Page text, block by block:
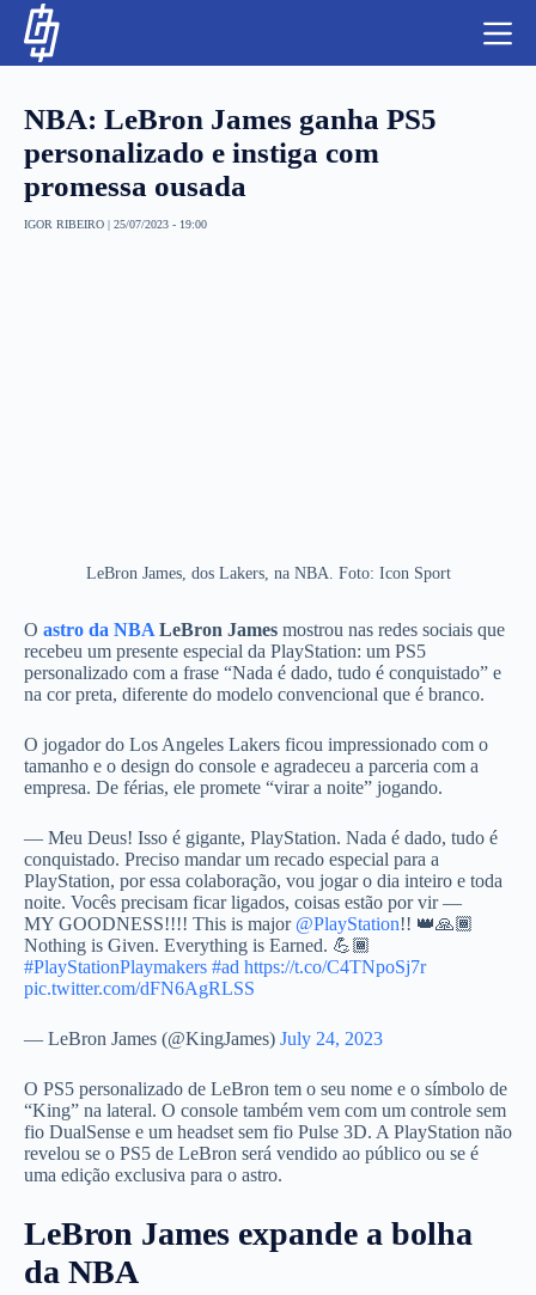
NBA: LeBron James ganha PS5
personalizado e instiga com
promessa ousada
IGOR RIBEIRO | 25/07/2023 - 19:00
LeBron James, dos Lakers, na NBA. Foto: Icon Sport
O astro da NBA LeBron James mostrou nas redes sociais que
recebeu um presente especial da PlayStation: um PS5
personalizado com a frase “Nada é dado, tudo é conquistado” e
na cor preta, diferente do modelo convencional que é branco.
O jogador do Los Angeles Lakers ficou impressionado com o
tamanho e o design do console e agradeceu a parceria com a
empresa. De férias, ele promete “virar a noite” jogando.
— Meu Deus! Isso é gigante, PlayStation. Nada é dado, tudo é
conquistado. Preciso mandar um recado especial para a
PlayStation, por essa colaboração, vou jogar o dia inteiro e toda
noite. Vocês precisam ficar ligados, coisas estão por vir —
MY GOODNESS!!!! This is major @PlayStation!! 👑🙏🏾
Nothing is Given. Everything is Earned. 💪🏾
#PlayStationPlaymakers #ad https://t.co/C4TNpoSj7r
pic.twitter.com/dFN6AgRLSS
— LeBron James (@KingJames) July 24, 2023
O PS5 personalizado de LeBron tem o seu nome e o símbolo de
“King” na lateral. O console também vem com um controle sem
fio DualSense e um headset sem fio Pulse 3D. A PlayStation não
revelou se o PS5 de LeBron será vendido ao público ou se é
uma edição exclusiva para o astro.
LeBron James expande a bolha
da NBA